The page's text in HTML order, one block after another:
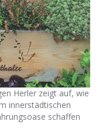
Herler zeigt auf, wie
innerstädtischen
schaffen